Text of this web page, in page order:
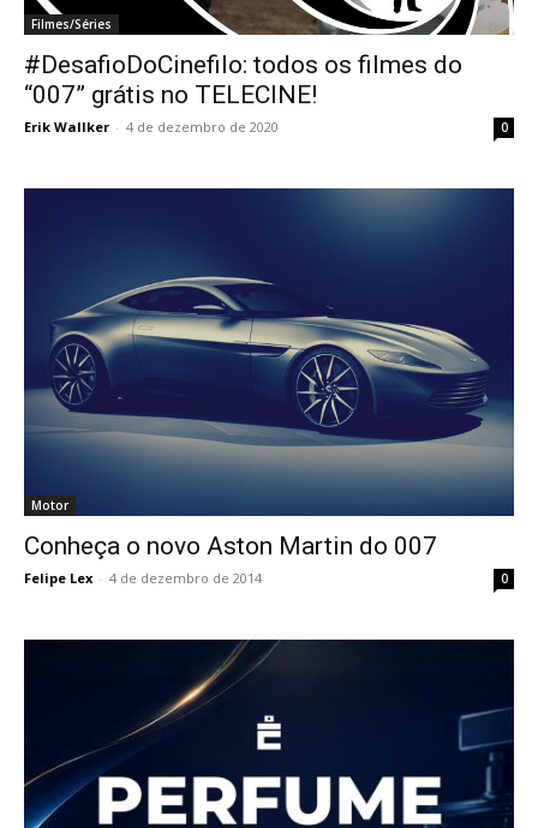
Filmes/Séries
#DesafioDoCinefilo: todos os filmes do
“007” grátis no TELECINE!
Erik Wallker - 4 de dezembro de 2020 0
Motor
Conheça o novo Aston Martin do 007
Felipe Lex - 4 de dezembro de 2014 0